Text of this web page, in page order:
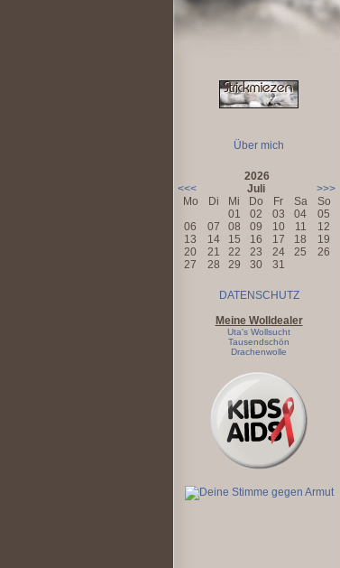
Über mich
2026
<<<
Juli
>>>
Mo
Di Mi Do Fr Sa
So
01
02 03 04
05
06
07 08 09 10 11
12
13
14 15 16 17 18
19
20
21 22 23 24 25
26
27
28 29 30 31
DATENSCHUTZ
Meine Wolldealer
Uta's Wollsucht
Tausendschön
Drachenwolle